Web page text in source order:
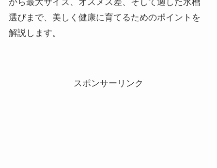
から最大サイズ、オスメス差、そして適した水槽
選びまで、美しく健康に育てるためのポイントを
解説します。
スポンサーリンク